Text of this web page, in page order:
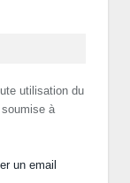
utilisation du
à
un email